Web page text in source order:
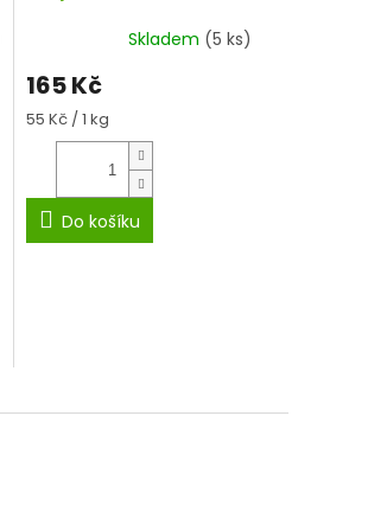
Skladem (5 ks)
165 Kč
Měrná
cena:
55 Kč / 1 kg
Do košíku